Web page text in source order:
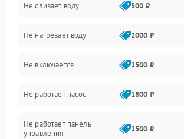
Электропитание
Датчики
Нагрев
Вода
Гигиена
Не сливает воду 500 ₽
Не нагревает воду 2000 ₽
Не включается 2500 ₽
Не работает насос 1800 ₽
Не работает панель
управления
2500 ₽